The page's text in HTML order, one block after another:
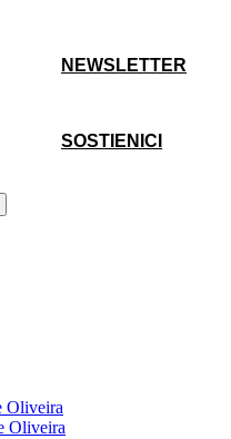
NEWSLETTER
SOSTIENICI
Oliveira
Oliveira